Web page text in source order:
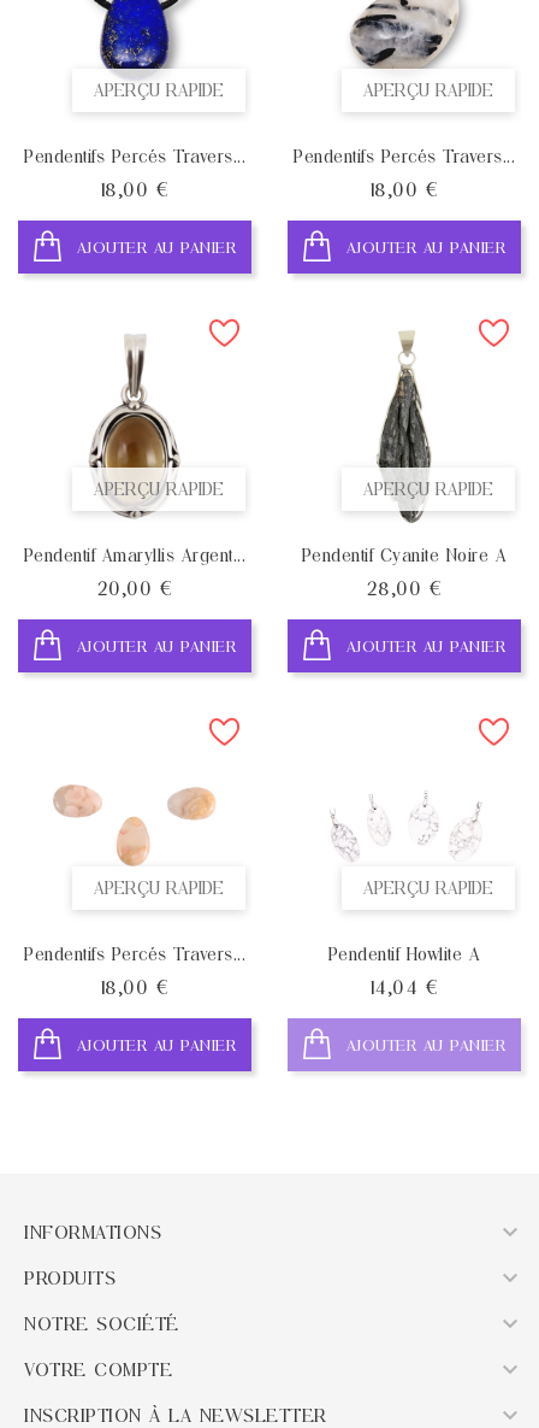
APERÇU RAPIDE
Pendentifs Percés Travers...
18,00 €
AJOUTER AU PANIER
APERÇU RAPIDE
Pendentifs Percés Travers...
18,00 €
AJOUTER AU PANIER
APERÇU RAPIDE
Pendentif Amaryllis Argent...
20,00 €
AJOUTER AU PANIER
APERÇU RAPIDE
Pendentif Cyanite Noire A
28,00 €
AJOUTER AU PANIER
APERÇU RAPIDE
Pendentifs Percés Travers...
18,00 €
AJOUTER AU PANIER
APERÇU RAPIDE
Pendentif Howlite A
14,04 €
AJOUTER AU PANIER
INFORMATIONS 
PRODUITS 
NOTRE SOCIÉTÉ 
VOTRE COMPTE 
INSCRIPTION À LA NEWSLETTER 